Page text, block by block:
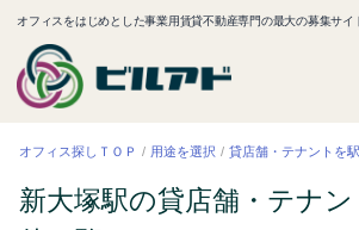
オフィスをはじめとした事業用賃貸不動産専門の最大の募集サイ
オフィス探しＴＯＰ 用途を選択 貸店舗・テナントを
新大塚駅の貸店舗・テナ